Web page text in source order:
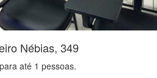
Nébias, 349
até 1 pessoas.